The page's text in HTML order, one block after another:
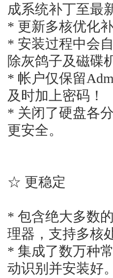
成系统补丁至最
* 更新多核优化
* 安装过程中会
除灰鸽子及磁碟
* 帐户仅保留
及时加上密码！
* 关闭了硬盘各
更安全。
☆ 更稳定
* 包含绝大多数
理器，支持多核
* 集成了数万种
动识别并安装好。